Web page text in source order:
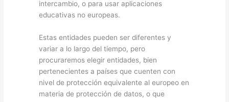
intercambio, o para usar aplicaciones
educativas no europeas.
Estas entidades pueden ser diferentes y
variar a lo largo del tiempo, pero
procuraremos elegir entidades, bien
pertenecientes a países que cuenten con
nivel de protección equivalente al europeo en
materia de protección de datos, o que